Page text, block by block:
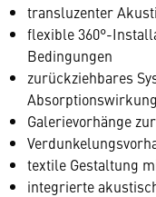
transluzenter
flexible 360°-
Bedingungen
zurückziehbares
Absorptionswirkung
Galerievorhänge
textile Gestaltung
integrierte